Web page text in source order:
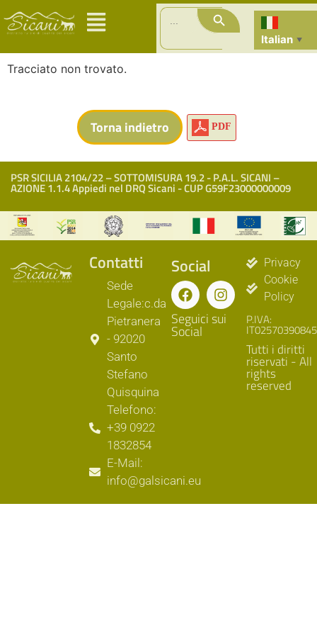
Search
for:
Search Button
Italian ▼
Tracciato non trovato.
PDF
PSR SICILIA 2104/22 – SOTTOMISURA 19.2 - P.A.L. SICANI –
AZIONE 1.1.4 Appiedi nel DRQ Sicani - CUP G59F23000000009
Contatti
Sede
Legale:c.da
Pietranera
- 92020
Santo
Stefano
Quisquina
Telefono:
+39 0922
1832854
E-Mail:
info@galsicani.eu
Social
Seguici sui
Social
Privacy
Cookie
Policy
P.IVA:
IT02570390845
Tutti i diritti
riservati - All
rights
reserved